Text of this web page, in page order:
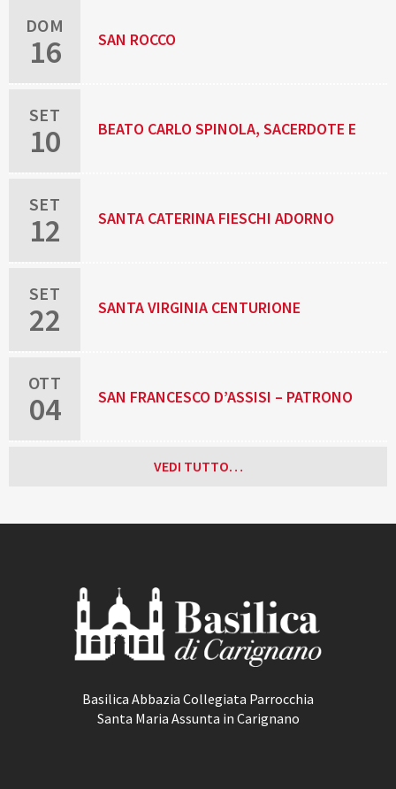
DOM
16 SAN ROCCO
SET
10 BEATO CARLO SPINOLA, SACERDOTE E
SET
12 SANTA CATERINA FIESCHI ADORNO
SET
22 SANTA VIRGINIA CENTURIONE
OTT
04 SAN FRANCESCO D’ASSISI – PATRONO
D’ITALIAVEDI TUTTO…
Basilica Abbazia Collegiata Parrocchia
Santa Maria Assunta in Carignano